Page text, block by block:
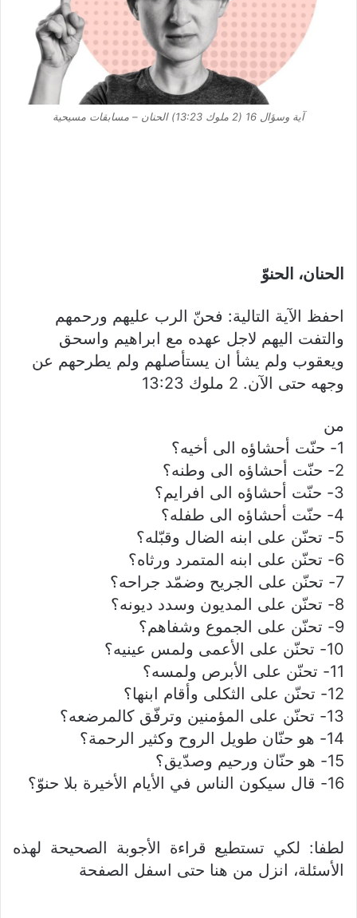
آية وسؤال 16 (2 ملوك 13:23) الحنان – مسابقات مسيحية
الحنان، الحنوّ
احفظ الآية التالية: فحنّ الرب عليهم ورحمهم
والتفت اليهم لاجل عهده مع ابراهيم واسحق
ويعقوب ولم يشأ ان يستأصلهم ولم يطرحهم عن
وجهه حتى الآن. 2 ملوك 13:23
من
1- حنّت أحشاؤه الى أخيه؟
2- حنّت أحشاؤه الى وطنه؟
3- حنّت أحشاؤه الى افرايم؟
4- حنّت أحشاؤه الى طفله؟
5- تحنّن على ابنه الضال وقبّله؟
6- تحنّن على ابنه المتمرد ورثاه؟
7- تحنّن على الجريح وضمّد جراحه؟
8- تحنّن على المديون وسدد ديونه؟
9- تحنّن على الجموع وشفاهم؟
10- تحنّن على الأعمى ولمس عينيه؟
11- تحنّن على الأبرص ولمسه؟
12- تحنّن على الثكلى وأقام ابنها؟
13- تحنّن على المؤمنين وترفّق كالمرضعه؟
14- هو حنّان طويل الروح وكثير الرحمة؟
15- هو حنّان ورحيم وصدّيق؟
16- قال سيكون الناس في الأيام الأخيرة بلا حنوّ؟
لطفا: لكي تستطيع قراءة الأجوبة الصحيحة لهذه
الأسئلة، انزل من هنا حتى اسفل الصفحة